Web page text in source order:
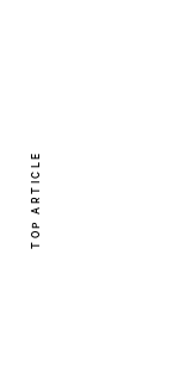
TOP ARTICLE